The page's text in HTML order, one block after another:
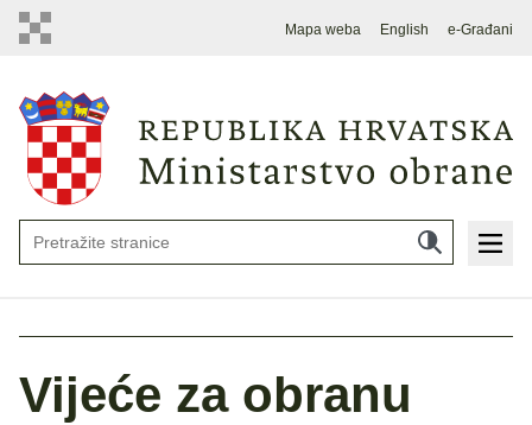
Mapa weba English e-Građani
Vijeće za obranu